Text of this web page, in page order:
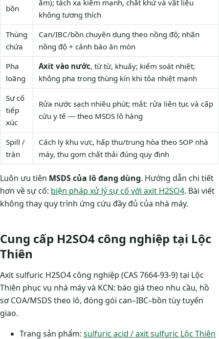
bồn
ẩm); tách xa kiềm mạnh, chất khử và vật liệu
không tương thích
Thùng
chứa
Can/IBC/bồn chuyên dụng theo nồng độ; nhãn
nồng độ + cảnh báo ăn mòn
Pha
loãng
Axit vào nước, từ từ, khuấy; kiểm soát nhiệt;
không pha trong thùng kín khi tỏa nhiệt mạnh
Sự cố
tiếp
xúc
Rửa nước sạch nhiều phút; mắt: rửa liên tục và cấp
cứu y tế — theo MSDS lô hàng
Spill /
tràn
Cách ly khu vực, hấp thu/trung hòa theo SOP nhà
máy, thu gom chất thải đúng quy định
Luôn ưu tiên MSDS của lô đang dùng. Hướng dẫn chi tiết
hơn về sự cố: biện pháp xử lý sự cố với axit H2SO4. Bài viết
không thay quy trình ứng cứu đầy đủ của nhà máy.
Cung cấp H2SO4 công nghiệp tại Lộc
Thiên
Axit sulfuric H2SO4 công nghiệp (CAS 7664-93-9) tại Lộc
Thiên phục vụ nhà máy và KCN: báo giá theo nhu cầu, hồ
sơ COA/MSDS theo lô, đóng gói can–IBC–bồn tùy tuyến
giao.
Trang sản phẩm: sulfuric acid / axit sulfuric Lộc Thiên